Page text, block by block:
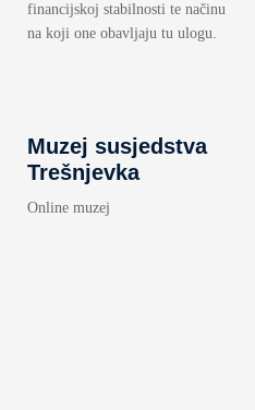
financijskoj stabilnosti te načinu
na koji one obavljaju tu ulogu.
Muzej susjedstva
Trešnjevka
Online muzej